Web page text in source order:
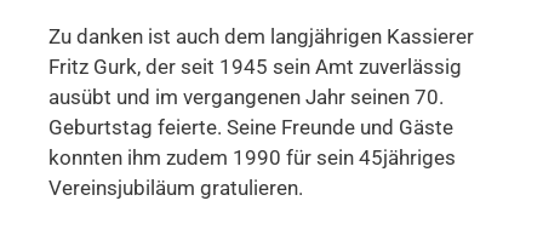
Zu danken ist auch dem langjährigen Kassierer
Fritz Gurk, der seit 1945 sein Amt zuverlässig
ausübt und im vergangenen Jahr seinen 70.
Geburtstag feierte. Seine Freunde und Gäste
konnten ihm zudem 1990 für sein 45jähriges
Vereinsjubiläum gratulieren.